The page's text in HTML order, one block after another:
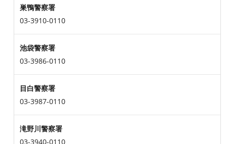
巣鴨警察署
03-3910-0110
池袋警察署
03-3986-0110
目白警察署
03-3987-0110
滝野川警察署
03-3940-0110